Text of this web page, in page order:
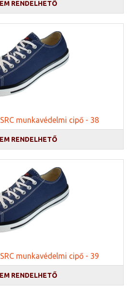
RENDELHETŐ
munkavédelmi cipő - 38
RENDELHETŐ
munkavédelmi cipő - 39
RENDELHETŐ